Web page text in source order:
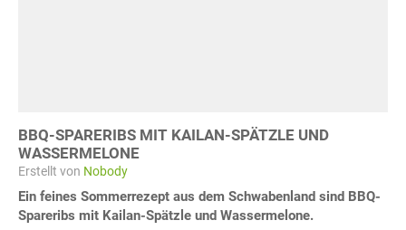
BBQ-SPARERIBS MIT KAILAN-SPÄTZLE UND
WASSERMELONE
Erstellt von Nobody
Ein feines Sommerrezept aus dem Schwabenland sind BBQ-
Spareribs mit Kailan-Spätzle und Wassermelone.